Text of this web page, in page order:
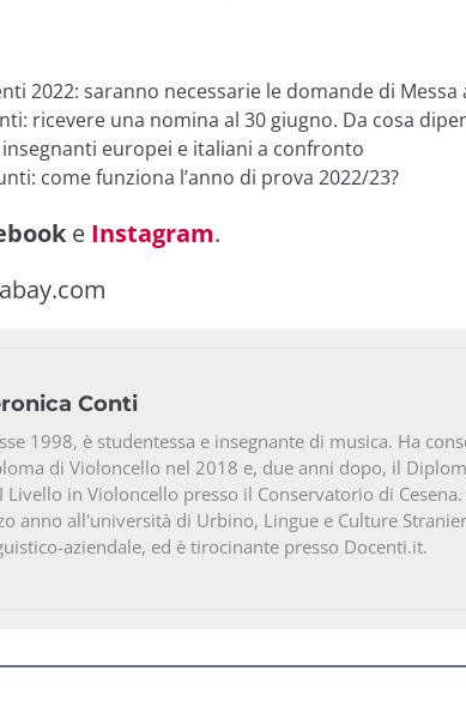
2022: saranno necessarie le domande di Messa
ricevere una nomina al 30 giugno. Da cosa
europei e italiani a confronto
come funziona l’anno di prova 2022/23?
e Instagram.
Conti
1998, è studentessa e insegnante di musica. Ha
di Violoncello nel 2018 e, due anni dopo, il
Livello in Violoncello presso il Conservatorio di
anno all'università di Urbino, Lingue e Culture
aziendale, ed è tirocinante presso Docenti.it.